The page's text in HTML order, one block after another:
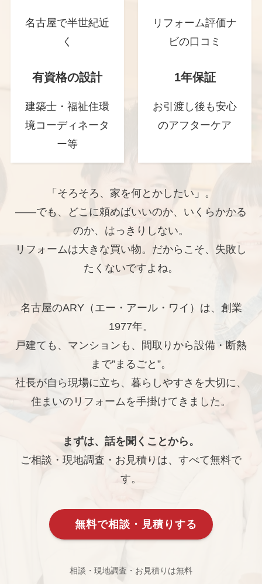
名古屋で半世紀近
く
リフォーム評価ナ
ビの口コミ
有資格の設計
建築士・福祉住環
境コーディネータ
ー等
1年保証
お引渡し後も安心
のアフターケア
「そろそろ、家を何とかしたい」。
——でも、どこに頼めばいいのか、いくらかかる
のか、はっきりしない。
リフォームは大きな買い物。だからこそ、失敗し
たくないですよね。
名古屋のARY（エー・アール・ワイ）は、創業
1977年。
戸建ても、マンションも、間取りから設備・断熱
まで”まるごと”。
社長が自ら現場に立ち、暮らしやすさを大切に、
住まいのリフォームを手掛けてきました。
まずは、話を聞くことから。
ご相談・現地調査・お見積りは、すべて無料で
す。
無料で相談・見積りする
相談・現地調査・お見積りは無料